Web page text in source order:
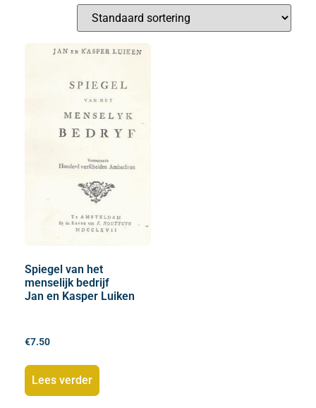
Spiegel van het
menselijk bedrijf
Jan en Kasper Luiken
€7.50
Lees verder